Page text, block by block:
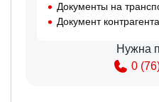
Документы на
Документ контрагента
Нужна
0